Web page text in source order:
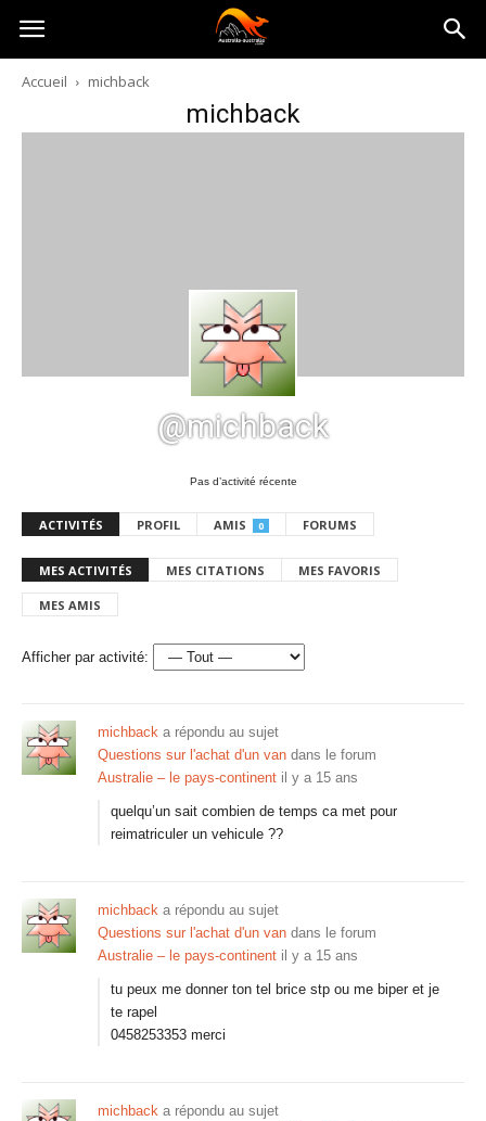
Australia-
australie.com
Accueil michback
michback
@michback
Pas d’activité récente
ACTIVITÉS PROFIL AMIS 0 FORUMS
MES ACTIVITÉS MES CITATIONS MES FAVORIS
MES AMIS
Afficher par activité:
michback a répondu au sujet
Questions sur l'achat d'un van dans le forum
Australie – le pays-continent il y a 15 ans
quelqu’un sait combien de temps ca met pour
reimatriculer un vehicule ??
michback a répondu au sujet
Questions sur l'achat d'un van dans le forum
Australie – le pays-continent il y a 15 ans
tu peux me donner ton tel brice stp ou me biper et je
te rapel
0458253353 merci
michback a répondu au sujet